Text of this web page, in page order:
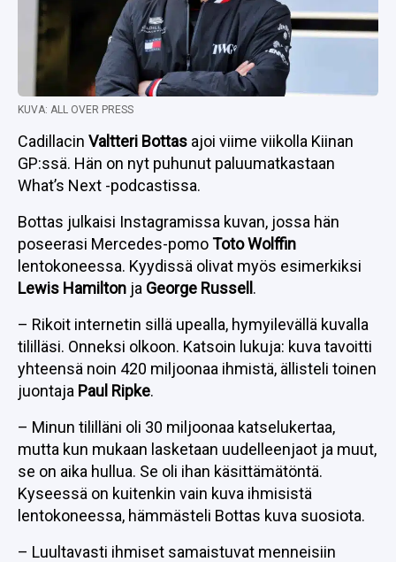
KUVA: ALL OVER PRESS
Cadillacin Valtteri Bottas ajoi viime viikolla Kiinan
GP:ssä. Hän on nyt puhunut paluumatkastaan
What’s Next -podcastissa.
Bottas julkaisi Instagramissa kuvan, jossa hän
poseerasi Mercedes-pomoToto Wolffin
lentokoneessa. Kyydissä olivat myös esimerkiksi
Lewis Hamilton ja George Russell .
– Rikoit internetin sillä upealla, hymyilevällä kuvalla
tililläsi. Onneksi olkoon. Katsoin lukuja: kuva tavoitti
yhteensä noin 420 miljoonaa ihmistä, ällisteli toinen
juontaja Paul Ripke.
– Minun tililläni oli 30 miljoonaa katselukertaa,
mutta kun mukaan lasketaan uudelleenjaot ja muut,
se on aika hullua. Se oli ihan käsittämätöntä.
Kyseessä on kuitenkin vain kuva ihmisistä
lentokoneessa, hämmästeli Bottas kuva suosiota.
– Luultavasti ihmiset samaistuvat menneisiin